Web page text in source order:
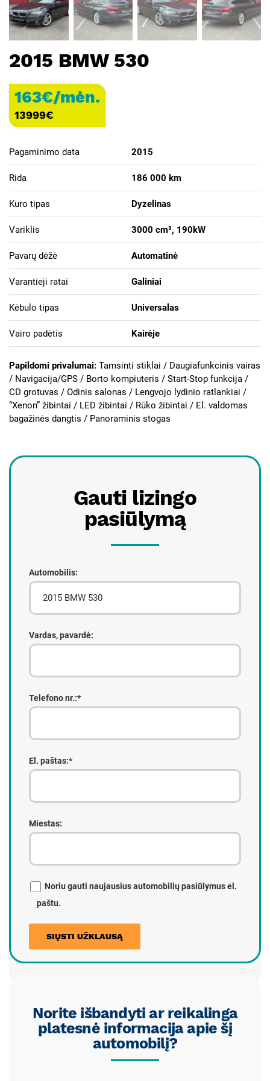
2015 BMW 530
163€/mėn.
13999€
Pagaminimo data 2015
Rida 186 000 km
Kuro tipas Dyzelinas
Variklis 3000 cm³, 190kW
Pavarų dėžė Automatinė
Varantieji ratai Galiniai
Kėbulo tipas Universalas
Vairo padėtis Kairėje
Papildomi privalumai: Tamsinti stiklai / Daugiafunkcinis vairas
/ Navigacija/GPS / Borto kompiuteris / Start-Stop funkcija /
CD grotuvas / Odinis salonas / Lengvojo lydinio ratlankiai /
“Xenon” žibintai / LED žibintai / Rūko žibintai / El. valdomas
bagažinės dangtis / Panoraminis stogas
Gauti lizingo
pasiūlymą
Automobilis:
Vardas, pavardė:
Telefono nr.:*
El. paštas:*
Miestas:
Noriu gauti naujausius automobilių pasiūlymus el.
paštu.
Norite išbandyti ar reikalinga
platesnė informacija apie šį
automobilį?